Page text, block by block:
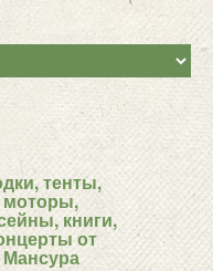
тенты,
моторы,
книги,
от
Мансура